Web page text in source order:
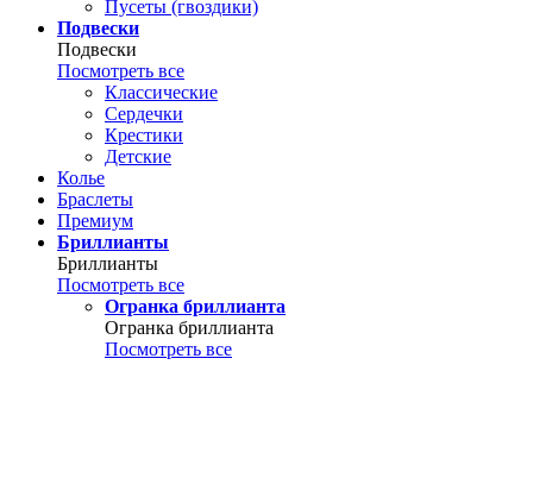
Пусеты (гвоздики)
Подвески
Подвески
Посмотреть все
Классические
Сердечки
Крестики
Детские
Колье
Браслеты
Премиум
Бриллианты
Бриллианты
Посмотреть все
Огранка бриллианта
Огранка бриллианта
Посмотреть все